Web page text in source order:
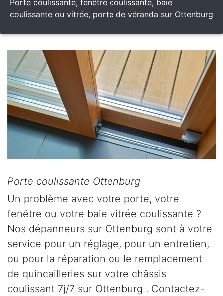
Porte coulissante, fenêtre coulissante, baie
coulissante ou vitrée, porte de véranda sur Ottenburg
Porte coulissante Ottenburg
Un problème avec votre porte, votre
fenêtre ou votre baie vitrée coulissante ?
Nos dépanneurs sur Ottenburg sont à votre
service pour un réglage, pour un entretien,
ou pour la réparation ou le remplacement
de quincailleries sur votre châssis
coulissant 7j/7 sur Ottenburg . Contactez-